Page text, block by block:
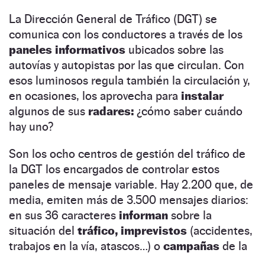
La Dirección General de Tráfico (DGT) se
comunica con los conductores a través de los
paneles informativos ubicados sobre las
autovías y autopistas por las que circulan. Con
esos luminosos regula también la circulación y,
en ocasiones, los aprovecha para instalar
algunos de sus radares: ¿cómo saber cuándo
hay uno?
Son los ocho centros de gestión del tráfico de
la DGT los encargados de controlar estos
paneles de mensaje variable. Hay 2.200 que, de
media, emiten más de 3.500 mensajes diarios:
en sus 36 caracteres informan sobre la
situación del tráfico, imprevistos (accidentes,
trabajos en la vía, atascos…) o campañas de la